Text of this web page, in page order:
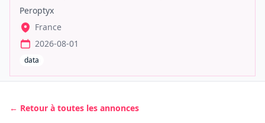
Peroptyx
France
2026-08-01
data
← Retour à toutes les annonces